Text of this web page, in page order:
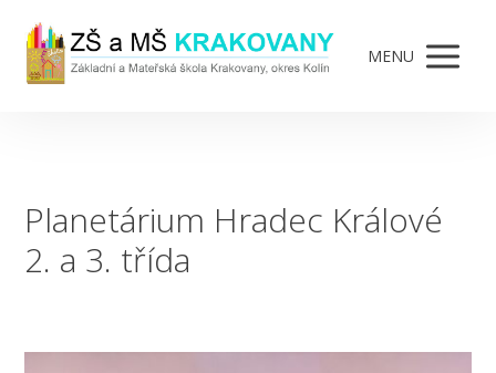
MENU
Planetárium Hradec Králové
2. a 3. třída